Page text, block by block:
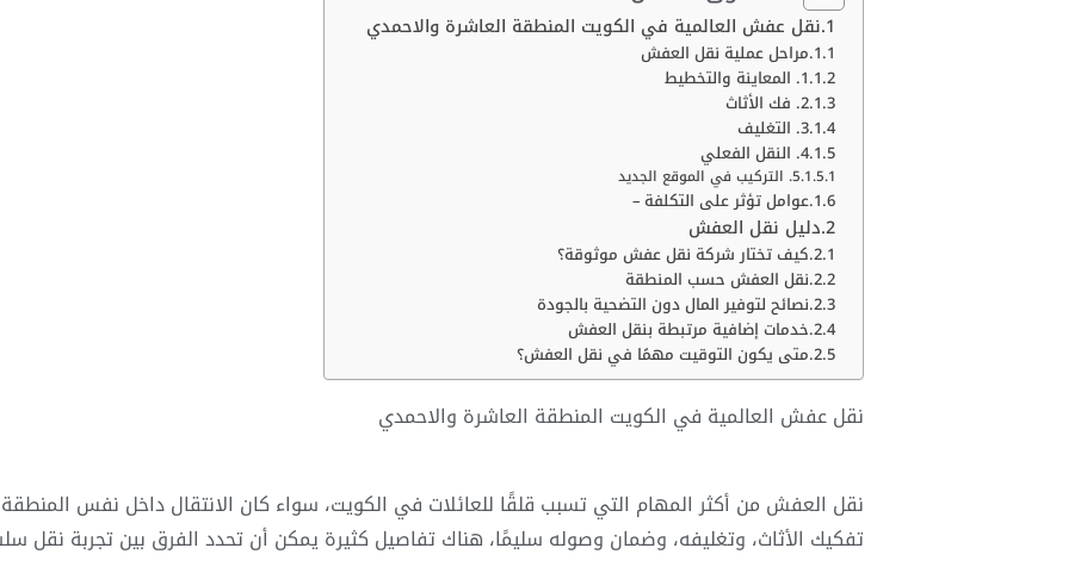
نقل عفش العالمية في الكويت المنطقة العاشرة والاحمدي
مراحل عملية نقل العفش
1. المعاينة والتخطيط
2. فك الأثاث
3. التغليف
4. النقل الفعلي
5. التركيب في الموقع الجديد
عوامل تؤثر على التكلفة –
دليل نقل العفش
كيف تختار شركة نقل عفش موثوقة؟
نقل العفش حسب المنطقة
نصائح لتوفير المال دون التضحية بالجودة
خدمات إضافية مرتبطة بنقل العفش
متى يكون التوقيت مهمًا في نقل العفش؟
نقل عفش العالمية في الكويت المنطقة العاشرة والاحمدي
نقل العفش من أكثر المهام التي تسبب قلقًا للعائلات في الكويت، سواء كان الانتقال داخل نفس
تفكيك الأثاث، وتغليفه، وضمان وصوله سليمًا، هناك تفاصيل كثيرة يمكن أن تحدد الفرق بين تجربة